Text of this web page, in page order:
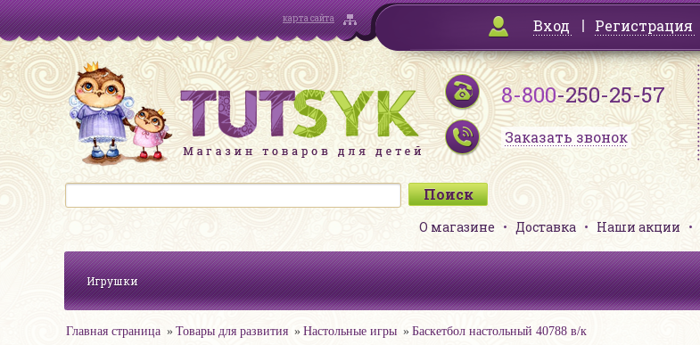
карта сайта Вход Регистрация
8-800-250-25-57
Заказать звонок
О магазине Доставка Наши акции
Игрушки
Главная страница Товары для развития Настольные игры Баскетбол настольный 40788 в/к